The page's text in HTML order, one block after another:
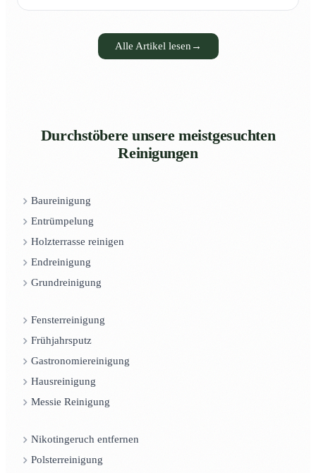
Alle Artikel lesen →
Durchstöbere unsere meistgesuchten
Reinigungen
Baureinigung
Entrümpelung
Holzterrasse reinigen
Endreinigung
Grundreinigung
Fensterreinigung
Frühjahrsputz
Gastronomiereinigung
Hausreinigung
Messie Reinigung
Nikotingeruch entfernen
Polsterreinigung